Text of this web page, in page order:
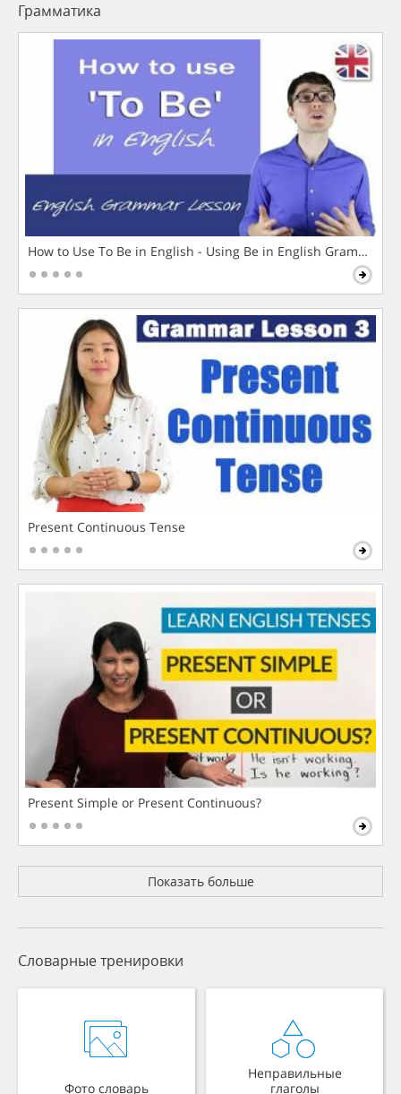
Грамматика
How to Use To Be in English - Using Be in English Grammar
Present Continuous Tense
Present Simple or Present Continuous?
Показать больше
Словарные тренировки
Фото словарь
Неправильные
глаголы